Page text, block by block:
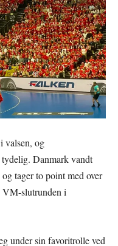
valsen, og
Danmark vandt
tager to point med over
VM-slutrunden i
under sin favoritrolle ved